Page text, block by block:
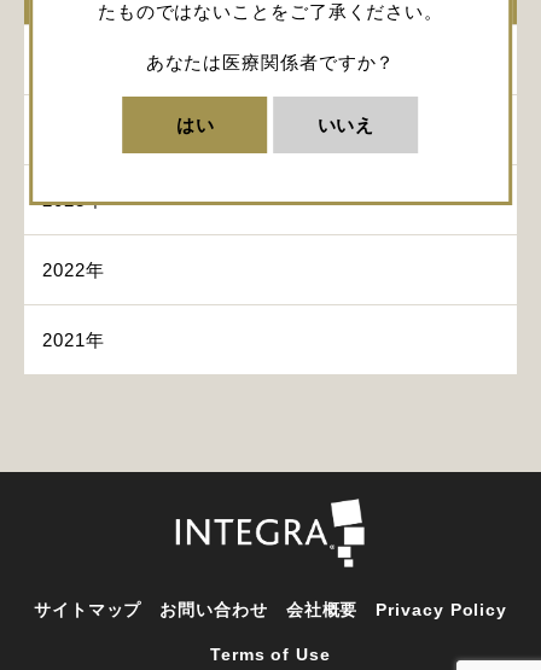
たものではないことをご了承ください。
あなたは医療関係者ですか？
はい いいえ
2023年
2022年
2021年
サイトマップ お問い合わせ 会社概要 Privacy Policy
Terms of Use